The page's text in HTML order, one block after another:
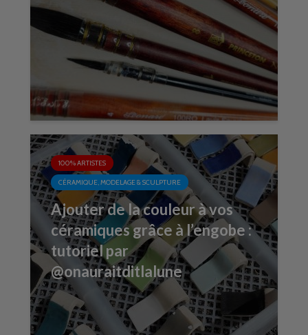
100% ARTISTES
CÉRAMIQUE, MODELAGE & SCULPTURE
Ajouter de la couleur à vos
céramiques grâce à l’engobe :
tutoriel par
@onauraitditlalune